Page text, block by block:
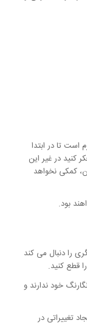
است تا در ابتدا
در غیر این
کمکی نخواهد
بود.
را دنبال می کند
قطع کنید.
خود ندارند و
تغییراتی در